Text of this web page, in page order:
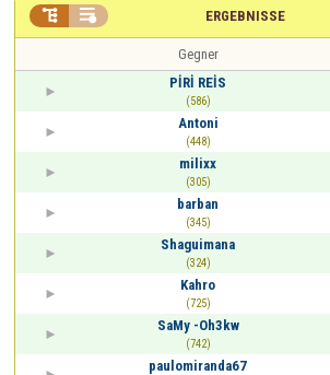
ERGEBNISSE
 
Gegner
PİRİ REİS
(586)
Antoni
(448)
milixx
(305)
barban
(345)
Shaguimana
(324)
Kahro
(725)
SaMy -Oh3kw
(742)
paulomiranda67